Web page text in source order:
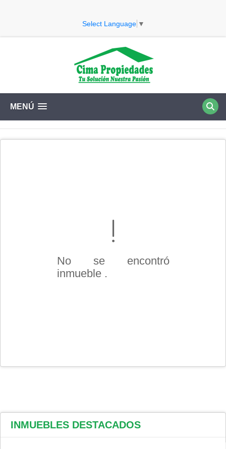
Select Language ▼
MENÚ
No se encontró
inmueble .
INMUEBLES DESTACADOS